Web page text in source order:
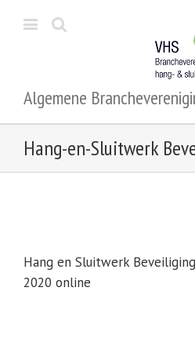
Algemene
Hang-en-Sluitwerk
Hang en Sluitwerk
2020 online